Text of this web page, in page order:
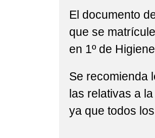
El documento
que se
en 1º de
Se recomienda
las relativas a
ya que todos